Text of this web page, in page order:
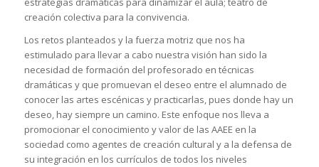
creación colectiva para la convivencia.
Los retos planteados y la fuerza motriz que nos ha
estimulado para llevar a cabo nuestra visión han sido la
necesidad de formación del profesorado en técnicas
dramáticas y que promuevan el deseo entre el alumnado de
conocer las artes escénicas y practicarlas, pues donde hay un
deseo, hay siempre un camino. Este enfoque nos lleva a
promocionar el conocimiento y valor de las AAEE en la
sociedad como agentes de creación cultural y a la defensa de
su integración en los currículos de todos los niveles